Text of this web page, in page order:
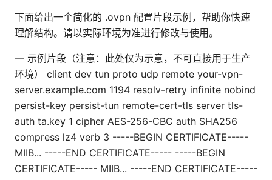
下面给出一个简化的 .ovpn 配置片段示例，帮助你快速
理解结构。请以实际环境为准进行修改与使用。
— 示例片段（注意：此处仅为示意，不可直接用于生产
环境） client dev tun proto udp remote your-vpn-
server.example.com 1194 resolv-retry infinite nobind
persist-key persist-tun remote-cert-tls server tls-
auth ta.key 1 cipher AES-256-CBC auth SHA256
compress lz4 verb 3 -----BEGIN CERTIFICATE-----
MIIB... -----END CERTIFICATE----- -----BEGIN
CERTIFICATE----- MIIB... -----END CERTIFICATE-----